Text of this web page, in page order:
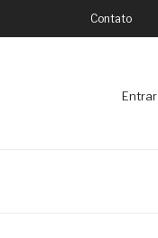
Contato
Entrar